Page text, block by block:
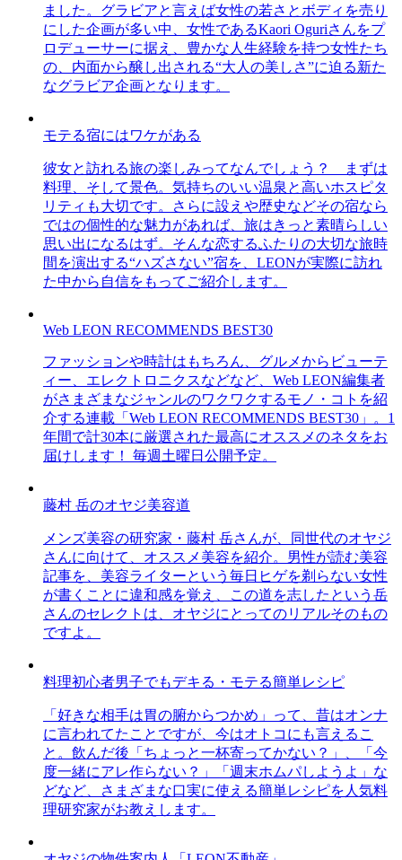
ました。グラビアと言えば女性の若さとボディを売り
にした企画が多い中、女性であるKaori Oguriさんをプ
ロデューサーに据え、豊かな人生経験を持つ女性たち
の、内面から醸し出される“大人の美しさ”に迫る新た
なグラビア企画となります。
モテる宿にはワケがある
彼女と訪れる旅の楽しみってなんでしょう？ まずは
料理、そして景色。気持ちのいい温泉と高いホスピタ
リティも大切です。さらに設えや歴史などその宿なら
ではの個性的な魅力があれば、旅はきっと素晴らしい
思い出になるはず。そんな恋するふたりの大切な旅時
間を演出する“ハズさない”宿を、LEONが実際に訪れ
た中から自信をもってご紹介します。
Web LEON RECOMMENDS BEST30
ファッションや時計はもちろん、グルメからビューテ
ィー、エレクトロニクスなどなど、Web LEON編集者
がさまざまなジャンルのワクワクするモノ・コトを紹
介する連載「Web LEON RECOMMENDS BEST30」。1
年間で計30本に厳選された最高にオススメのネタをお
届けします！ 毎週土曜日公開予定。
藤村 岳のオヤジ美容道
メンズ美容の研究家・藤村 岳さんが、同世代のオヤジ
さんに向けて、オススメ美容を紹介。男性が読む美容
記事を、美容ライターという毎日ヒゲを剃らない女性
が書くことに違和感を覚え、この道を志したという岳
さんのセレクトは、オヤジにとってのリアルそのもの
ですよ。
料理初心者男子でもデキる・モテる簡単レシピ
「好きな相手は胃の腑からつかめ」って、昔はオンナ
に言われてたことですが、今はオトコにも言えるこ
と。飲んだ後「ちょっと一杯寄ってかない？」、「今
度一緒にアレ作らない？」「週末ホムパしようよ」な
どなど、さまざまな口実に使える簡単レシピを人気料
理研究家がお教えします。